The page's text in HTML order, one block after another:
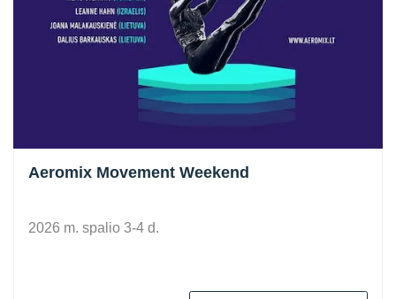
Aeromix Movement Weekend
2026 m. spalio 3-4 d.